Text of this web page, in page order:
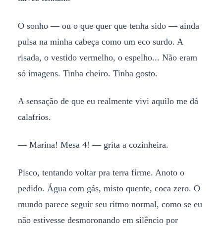
O sonho — ou o que quer que tenha sido — ainda
pulsa na minha cabeça como um eco surdo. A
risada, o vestido vermelho, o espelho... Não eram
só imagens. Tinha cheiro. Tinha gosto.
A sensação de que eu realmente vivi aquilo me dá
calafrios.
— Marina! Mesa 4! — grita a cozinheira.
Pisco, tentando voltar pra terra firme. Anoto o
pedido. Água com gás, misto quente, coca zero. O
mundo parece seguir seu ritmo normal, como se eu
não estivesse desmoronando em silêncio por